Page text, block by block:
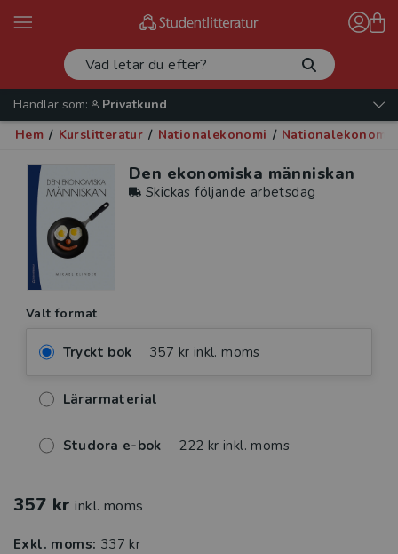
Handlar som:
Privatkund
Hem / Kurslitteratur / Nationalekonomi / Nationalekonomi
Den ekonomiska människan
Skickas följande arbetsdag
Valt format
Tryckt bok 357 kr inkl. moms
Lärarmaterial
Studora e-bok 222 kr inkl. moms
357 kr inkl. moms
Exkl. moms: 337 kr